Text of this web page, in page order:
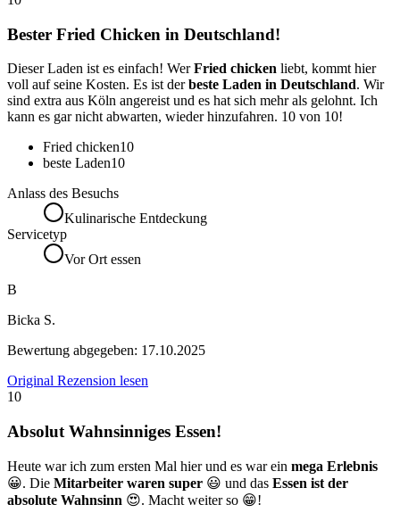
Bester Fried Chicken in Deutschland!
Dieser Laden ist es einfach! WerFried chicken liebt, kommt hier
voll auf seine Kosten. Es ist derbeste Laden in Deutschland. Wir
sind extra aus Köln angereist und es hat sich mehr als gelohnt. Ich
kann es gar nicht abwarten, wieder hinzufahren. 10 von 10!
Fried chicken10
beste Laden10
Anlass des Besuchs
Kulinarische Entdeckung
Servicetyp
Vor Ort essen
B
Bicka S.
Bewertung abgegeben: 17.10.2025
Original Rezension lesen
10
Absolut Wahnsinniges Essen!
Heute war ich zum ersten Mal hier und es war ein mega Erlebnis
😀. Die Mitarbeiter waren super 😃 und das Essen ist der
absolute Wahnsinn 😍. Macht weiter so 😁!